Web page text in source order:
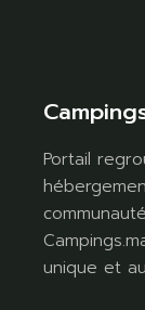
Portail
unique et